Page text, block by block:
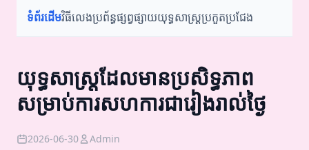
ទំព័រដើមវិធីលេងប្រព័ន្ធផ្សព្វផ្សាយយុទ្ធសាស្ត្រប្រកួតប្រជែង
យុទ្ធសាស្ត្រដែលមានប្រសិទ្ធភាព
សម្រាប់ការសហការជារៀងរាល់ថ្ងៃ
2026-06-30 Admin